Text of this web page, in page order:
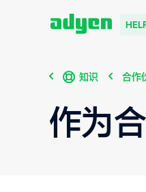
知识 合作
作为